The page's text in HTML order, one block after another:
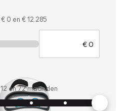
€ 0 en € 12.285
12 en72maanden